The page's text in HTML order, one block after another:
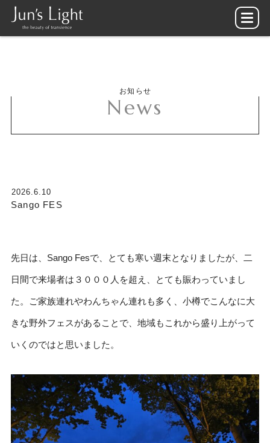
お知らせ
News
2026.6.10
Sango FES
先日は、Sango Fesで、とても寒い週末となりましたが、二
日間で来場者は３０００人を超え、とても賑わっていまし
た。ご家族連れやわんちゃん連れも多く、小樽でこんなに大
きな野外フェスがあることで、地域もこれから盛り上がって
いくのではと思いました。